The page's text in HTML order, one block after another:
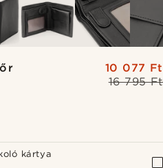
16 795 Ft
10 077 Ft
kártya